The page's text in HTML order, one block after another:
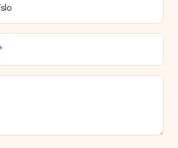
váš dárek.
si mohu vybrat?
možné zvolit možnost doručení. Dárek,
je buď odeslán jako balíček nebo jako
schránky. Chcete vědět, na kterou
objednávka? Kontaktujte prosím náš